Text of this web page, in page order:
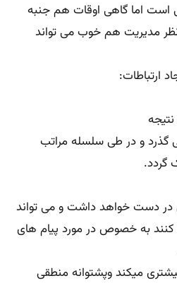
است اما گاهی اوقات هم جنبه
مدیریت هم خوب می تواند
ارتباطات:
گذرد و در طی سلسله مراتب
گردد.
در دست خواهد داشت و می تواند
کنند به خصوص در مورد پیام های
میکند وپشتوانه منطقی